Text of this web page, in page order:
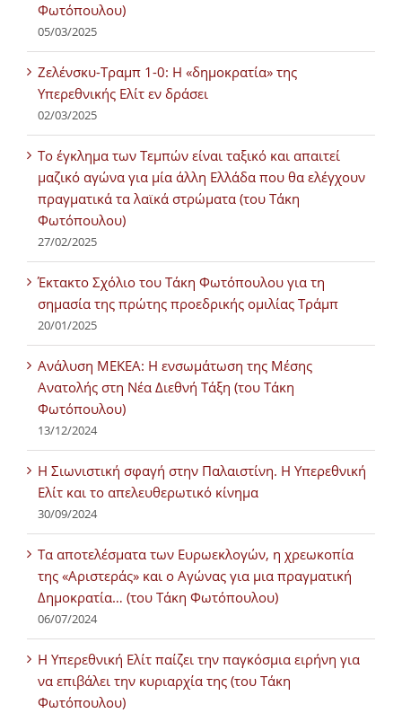
Φωτόπουλου)
05/03/2025
Ζελένσκυ-Τραμπ 1-0: Η «δημοκρατία» της
Υπερεθνικής Ελίτ εν δράσει
02/03/2025
Tο έγκλημα των Τεμπών είναι ταξικό και απαιτεί
μαζικό αγώνα για μία άλλη Ελλάδα που θα ελέγχουν
πραγματικά τα λαϊκά στρώματα (του Τάκη
Φωτόπουλου)
27/02/2025
Έκτακτο Σχόλιο του Τάκη Φωτόπουλου για τη
σημασία της πρώτης προεδρικής ομιλίας Τράμπ
20/01/2025
Ανάλυση ΜΕΚΕΑ: Η ενσωμάτωση της Μέσης
Ανατολής στη Νέα Διεθνή Τάξη (του Τάκη
Φωτόπουλου)
13/12/2024
Η Σιωνιστική σφαγή στην Παλαιστίνη. Η Υπερεθνική
Ελίτ και το απελευθερωτικό κίνημα
30/09/2024
Τα αποτελέσματα των Ευρωεκλογών, η χρεωκοπία
της «Αριστεράς» και ο Αγώνας για μια πραγματική
Δημοκρατία… (του Τάκη Φωτόπουλου)
06/07/2024
H Υπερεθνική Ελίτ παίζει την παγκόσμια ειρήνη για
να επιβάλει την κυριαρχία της (του Τάκη
Φωτόπουλου)